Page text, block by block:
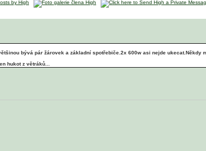
bývá pár žárovek a základní spotřebiče.2x 600w asi nejde ukecat.Někdy
hukot z větráků...